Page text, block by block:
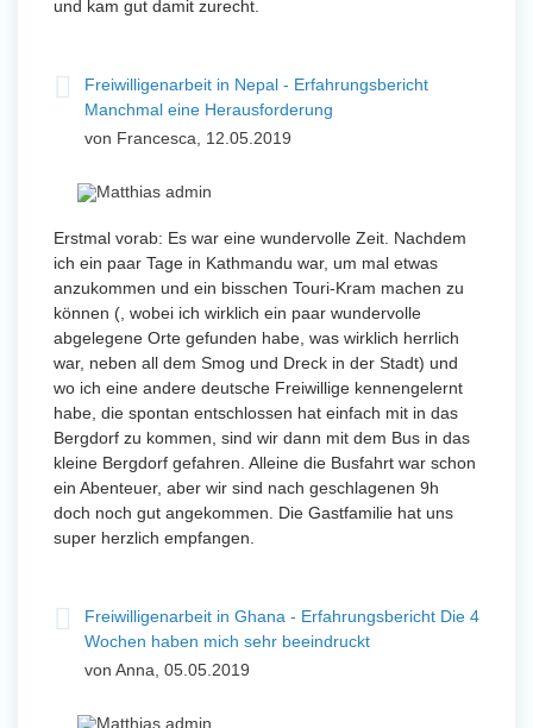
und kam gut damit zurecht.
Freiwilligenarbeit in Nepal - Erfahrungsbericht
Manchmal eine Herausforderung
von Francesca, 12.05.2019
Erstmal vorab: Es war eine wundervolle Zeit. Nachdem
ich ein paar Tage in Kathmandu war, um mal etwas
anzukommen und ein bisschen Touri-Kram machen zu
können (, wobei ich wirklich ein paar wundervolle
abgelegene Orte gefunden habe, was wirklich herrlich
war, neben all dem Smog und Dreck in der Stadt) und
wo ich eine andere deutsche Freiwillige kennengelernt
habe, die spontan entschlossen hat einfach mit in das
Bergdorf zu kommen, sind wir dann mit dem Bus in das
kleine Bergdorf gefahren. Alleine die Busfahrt war schon
ein Abenteuer, aber wir sind nach geschlagenen 9h
doch noch gut angekommen. Die Gastfamilie hat uns
super herzlich empfangen.
Freiwilligenarbeit in Ghana - Erfahrungsbericht Die 4
Wochen haben mich sehr beeindruckt
von Anna, 05.05.2019